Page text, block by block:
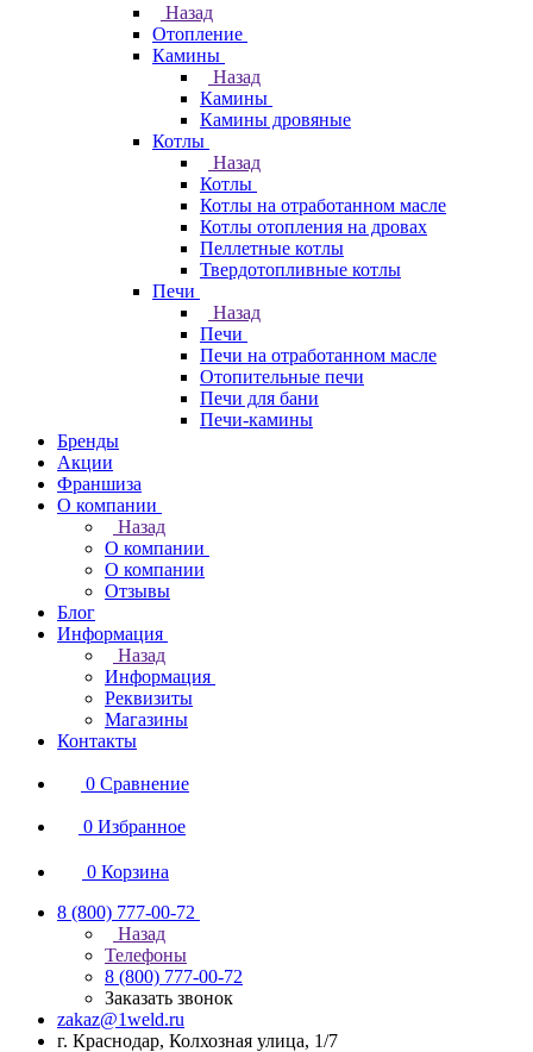
Назад
Отопление
Камины
Назад
Камины
Камины дровяные
Котлы
Назад
Котлы
Котлы на отработанном масле
Котлы отопления на дровах
Пеллетные котлы
Твердотопливные котлы
Печи
Назад
Печи
Печи на отработанном масле
Отопительные печи
Печи для бани
Печи-камины
Бренды
Акции
Франшиза
О компании
Назад
О компании
О компании
Отзывы
Блог
Информация
Назад
Информация
Реквизиты
Магазины
Контакты
0 Сравнение
0 Избранное
0 Корзина
8 (800) 777-00-72
Назад
Телефоны
8 (800) 777-00-72
Заказать звонок
zakaz@1weld.ru
г. Краснодар, Колхозная улица, 1/7